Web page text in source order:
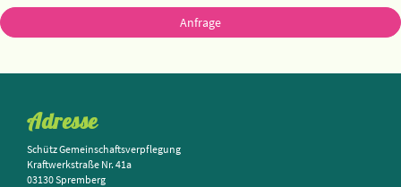
Anfrage
Adresse
Schütz Gemeinschaftsverpflegung
Kraftwerkstraße Nr. 41a
03130 Spremberg